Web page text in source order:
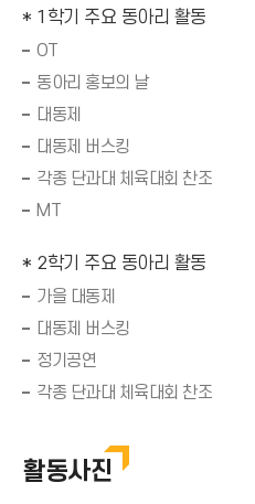
* 1학기 주요 동아리 활동
OT
동아리 홍보의 날
대동제
대동제 버스킹
각종 단과대 체육대회 찬조
MT
* 2학기 주요 동아리 활동
가을 대동제
대동제 버스킹
정기공연
각종 단과대 체육대회 찬조
활동사진